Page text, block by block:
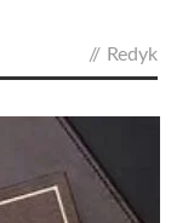
// Redyk